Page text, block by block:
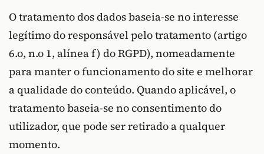
O tratamento dos dados baseia-se no interesse
legítimo do responsável pelo tratamento (artigo
6.o, n.o 1, alínea f) do RGPD), nomeadamente
para manter o funcionamento do site e melhorar
a qualidade do conteúdo. Quando aplicável, o
tratamento baseia-se no consentimento do
utilizador, que pode ser retirado a qualquer
momento.